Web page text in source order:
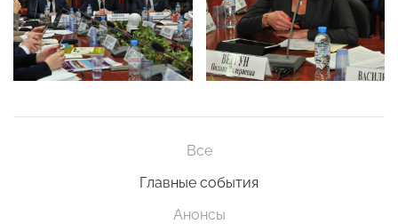
Все
Главные события
Анонсы